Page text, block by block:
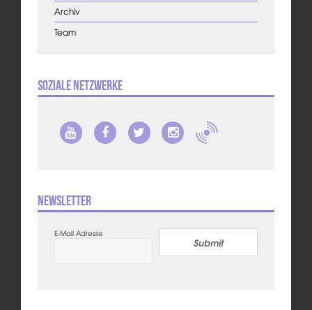
Archiv
Team
Soziale Netzwerke
Newsletter
E-Mail Adresse
Submit